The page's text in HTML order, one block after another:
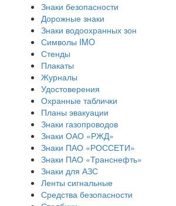
Знаки безопасности
Дорожные знаки
Знаки водоохранных зон
Символы IMO
Стенды
Плакаты
Журналы
Удостоверения
Охранные таблички
Планы эвакуации
Знаки газопроводов
Знаки ОАО «РЖД»
Знаки ПАО «РОССЕТИ»
Знаки ПАО «Транснефть»
Знаки для АЗС
Ленты сигнальные
Средства безопасности